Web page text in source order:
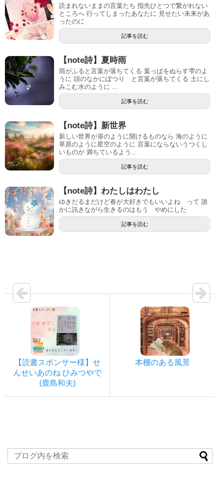
読まれないままの言葉たち 指先ひとつで繋がれない
ところへ 行ってしまったあなたに 見せたい未来があ
ったのに
記事を読む
【note詩】夏時雨
雨がふると言葉が落ちてくる 葉っぱをぬらす雫のよ
うに 頭のなかにぽつり と言葉が落ちてくる 土にし
みこむ水のように ...
記事を読む
【note詩】新世界
新しい世界が扉のように開けるものなら 海のように
草原のように星空のように 言葉にならないうつくし
いものが 満ちているよう...
記事を読む
【note詩】わたしはわたし
ゆきだるまだけど春が大好きでもいいよね って 誰
かに訊きながら生きるのはもう やめにした
記事を読む
【読書スポンサー様】せ
んせいあのね ひみつやで
(鹿島和夫)
本棚のある風景